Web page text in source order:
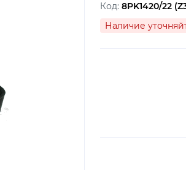
Код: 8PK1420/22
Наличие